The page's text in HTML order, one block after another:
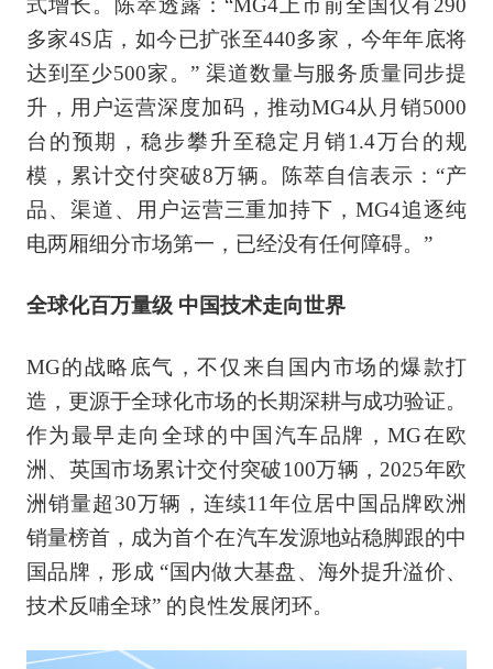
式增长。陈萃透露：“MG4上市前全国仅有290
多家4S店，如今已扩张至440多家，今年年底将
达到至少500家。” 渠道数量与服务质量同步提
升，用户运营深度加码，推动MG4从月销5000
台的预期，稳步攀升至稳定月销1.4万台的规
模，累计交付突破8万辆。陈萃自信表示：“产
品、渠道、用户运营三重加持下，MG4追逐纯
电两厢细分市场第一，已经没有任何障碍。”
全球化百万量级 中国技术走向世界
MG的战略底气，不仅来自国内市场的爆款打
造，更源于全球化市场的长期深耕与成功验证。
作为最早走向全球的中国汽车品牌，MG在欧
洲、英国市场累计交付突破100万辆，2025年欧
洲销量超30万辆，连续11年位居中国品牌欧洲
销量榜首，成为首个在汽车发源地站稳脚跟的中
国品牌，形成 “国内做大基盘、海外提升溢价、
技术反哺全球” 的良性发展闭环。